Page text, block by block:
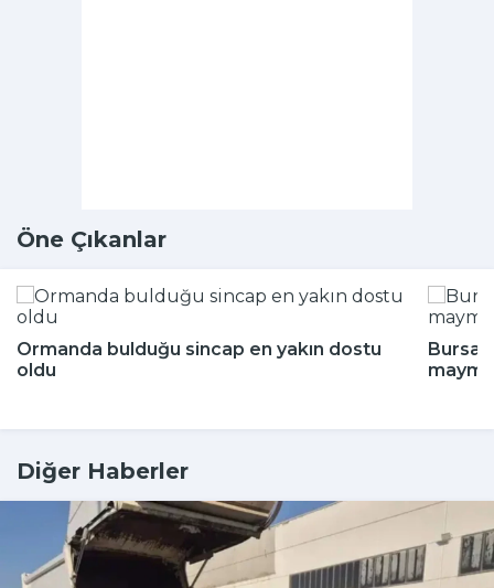
Öne Çıkanlar
Ormanda bulduğu sincap en yakın dostu
oldu
Diğer Haberler